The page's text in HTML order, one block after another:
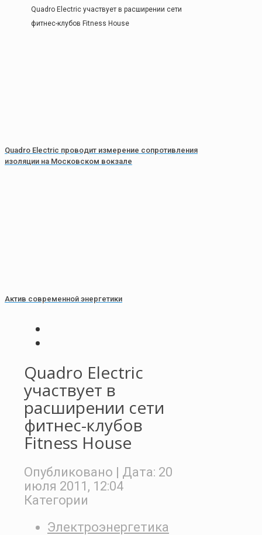
Quadro Electric участвует в расширении сети
фитнес-клубов Fitness House
Quadro Electric проводит измерение сопротивления
изоляции на Московском вокзале
Актив современной энергетики
Quadro Electric
участвует в
расширении сети
фитнес-клубов
Fitness House
Опубликовано | Дата: 20
июля 2011, 12:04
Категории
Электроэнергетика